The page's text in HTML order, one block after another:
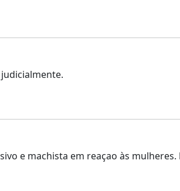
e machista em reaçao às